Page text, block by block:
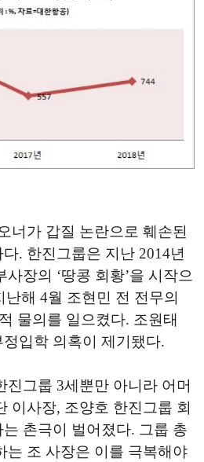
너가 갑질 논란으로 훼손된
. 한진그룹은 지난 2014년
장의 ‘땅콩 회황’을 시작으
난해 4월 조현민 전 전무의
물의를 일으켰다. 조원태
입학 의혹이 제기됐다.
진그룹 3세뿐만 아니라 어머
이사장, 조양호 한진그룹 회
촌극이 벌어졌다. 그룹 총
는 조 사장은 이를 극복해야